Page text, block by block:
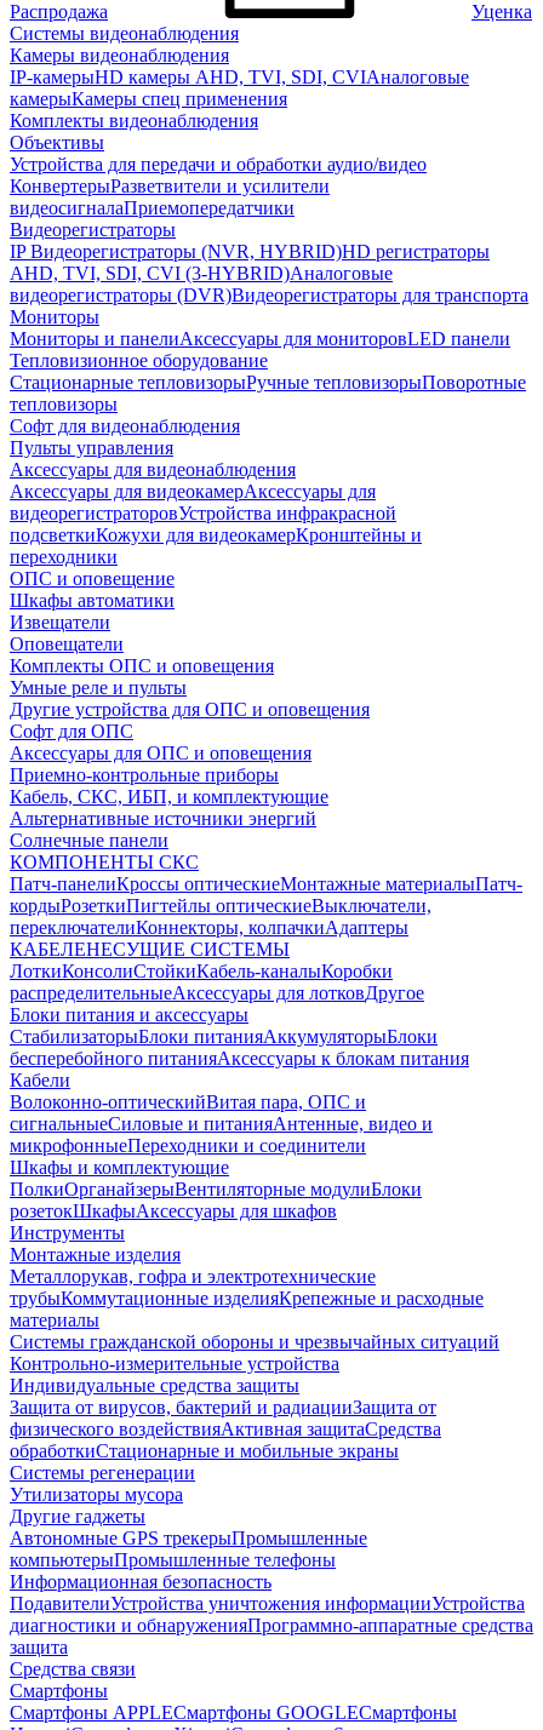
Распродажа
Уценка
Системы видеонаблюдения
Камеры видеонаблюдения
IP-камерыHD камеры AHD, TVI, SDI, CVIАналоговые
камерыКамеры спец применения
Комплекты видеонаблюдения
Объективы
Устройства для передачи и обработки аудио/видео
КонвертерыРазветвители и усилители
видеосигналаПриемопередатчики
Видеорегистраторы
IP Видеорегистраторы (NVR, HYBRID)HD регистраторы
AHD, TVI, SDI, CVI (3-HYBRID)Аналоговые
видеорегистраторы (DVR)Видеорегистраторы для транспорта
Мониторы
Мониторы и панелиАксессуары для мониторовLED панели
Тепловизионное оборудование
Стационарные тепловизорыРучные тепловизорыПоворотные
тепловизоры
Софт для видеонаблюдения
Пульты управления
Аксессуары для видеонаблюдения
Аксессуары для видеокамерАксессуары для
видеорегистраторовУстройства инфракрасной
подсветкиКожухи для видеокамерКронштейны и
переходники
ОПС и оповещение
Шкафы автоматики
Извещатели
Оповещатели
Комплекты ОПС и оповещения
Умные реле и пульты
Другие устройства для ОПС и оповещения
Софт для ОПС
Аксессуары для ОПС и оповещения
Приемно-контрольные приборы
Кабель, СКС, ИБП, и комплектующие
Альтернативные источники энергий
Солнечные панели
КОМПОНЕНТЫ СКС
Патч-панелиКроссы оптическиеМонтажные материалыПатч-
кордыРозеткиПигтейлы оптическиеВыключатели,
переключателиКоннекторы, колпачкиАдаптеры
КАБЕЛЕНЕСУЩИЕ СИСТЕМЫ
ЛоткиКонсолиСтойкиКабель-каналыКоробки
распределительныеАксессуары для лотковДругое
Блоки питания и аксессуары
СтабилизаторыБлоки питанияАккумуляторыБлоки
бесперебойного питанияАксессуары к блокам питания
Кабели
Волоконно-оптическийВитая пара, ОПС и
сигнальныеСиловые и питанияАнтенные, видео и
микрофонныеПереходники и соединители
Шкафы и комплектующие
ПолкиОрганайзерыВентиляторные модулиБлоки
розетокШкафыАксессуары для шкафов
Инструменты
Монтажные изделия
Металлорукав, гофра и электротехнические
трубыКоммутационные изделияКрепежные и расходные
материалы
Системы гражданской обороны и чрезвычайных ситуаций
Контрольно-измерительные устройства
Индивидуальные средства защиты
Защита от вирусов, бактерий и радиацииЗащита от
физического воздействияАктивная защитаСредства
обработкиСтационарные и мобильные экраны
Системы регенерации
Утилизаторы мусора
Другие гаджеты
Автономные GPS трекерыПромышленные
компьютерыПромышленные телефоны
Информационная безопасность
ПодавителиУстройства уничтожения информацииУстройства
диагностики и обнаруженияПрограммно-аппаратные средства
защита
Средства связи
Смартфоны
Смартфоны APPLEСмартфоны GOOGLEСмартфоны